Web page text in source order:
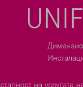
на услугата